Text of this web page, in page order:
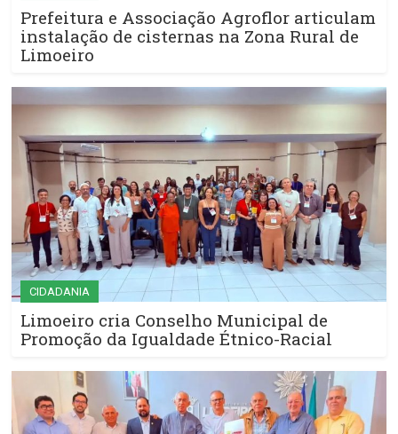
Prefeitura e Associação Agroflor articulam
instalação de cisternas na Zona Rural de
Limoeiro
CIDADANIA
Limoeiro cria Conselho Municipal de
Promoção da Igualdade Étnico-Racial